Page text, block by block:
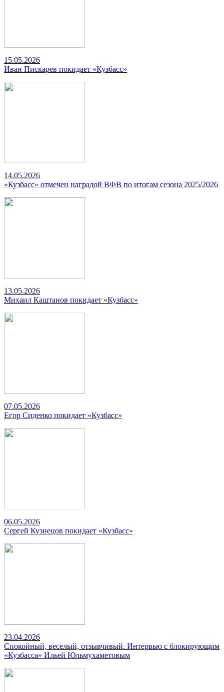
15.05.2026
Иван Пискарев покидает «Кузбасс»
14.05.2026
«Кузбасс» отмечен наградой ВФВ по итогам сезона 2025/2026
13.05.2026
Михаил Каштанов покидает «Кузбасс»
07.05.2026
Егор Сиденко покидает «Кузбасс»
06.05.2026
Сергей Кузнецов покидает «Кузбасс»
23.04.2026
Спокойный, веселый, отзывчивый. Интервью с блокирующим
«Кузбасса» Ильей Юльмухаметовым